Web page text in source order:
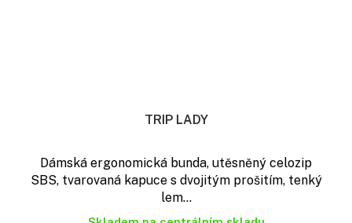
TRIP LADY
Dámská ergonomická bunda, utěsněný celozip
SBS, tvarovaná kapuce s dvojitým prošitím, tenký
lem...